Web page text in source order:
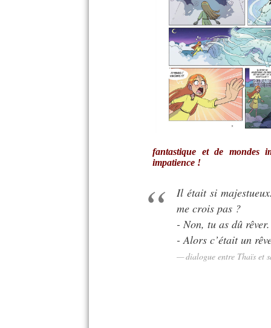
fantastique et de mondes
impatience !
Il était si
me crois pas ?
- Non, tu as dû rêver.
- Alors c’était un
dialogue entre Thaïs et